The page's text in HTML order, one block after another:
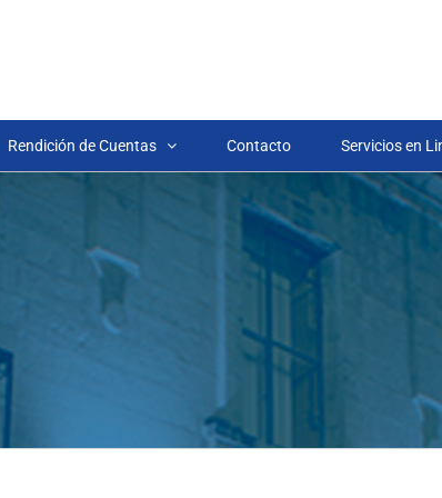
Rendición de Cuentas Contacto Servicios en